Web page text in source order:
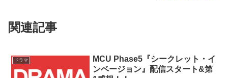
関連記事
ドラマ
MCU Phase5『シークレット・イ
ンベージョン』配信スタート&第